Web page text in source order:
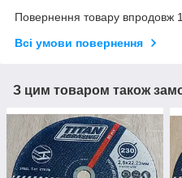
Повернення товару впродовж
Всі умови повернення
З цим товаром також